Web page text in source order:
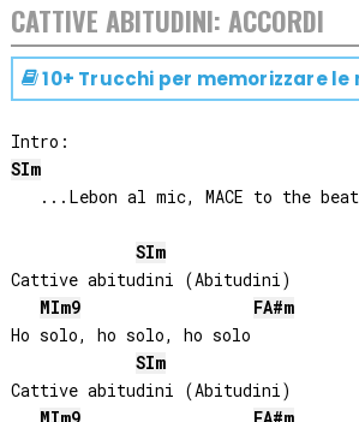
CATTIVE ABITUDINI: ACCORDI
10+ Trucchi per memorizzare le
SIm
   ...Lebon al mic, MACE to the beat
SIm
Cattive abitudini (Abitudini)
MIm9 FA#m
Ho solo, ho solo, ho solo
SIm
Cattive abitudini (Abitudini)